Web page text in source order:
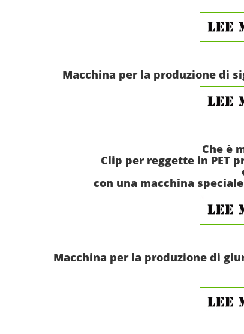
Macchina per la produzione di
Che è
Clip per reggette in PET
con una macchina
Macchina per la produzione di